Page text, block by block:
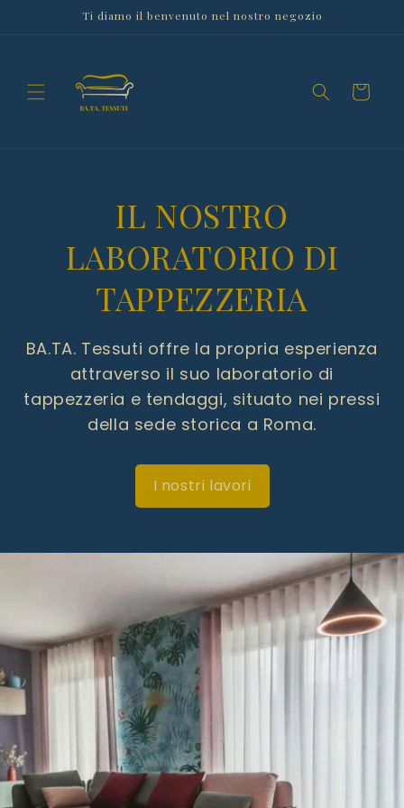
direttamenteTi diamo il benvenuto nel nostro negozio
Carrello
IL NOSTRO
LABORATORIO DI
TAPPEZZERIA
BA.TA. Tessuti offre la propria esperienza
attraverso il suo laboratorio di
tappezzeria e tendaggi, situato nei pressi
della sede storica a Roma.
I nostri lavori